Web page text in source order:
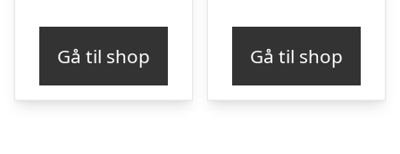
Gå til shop Gå til shop